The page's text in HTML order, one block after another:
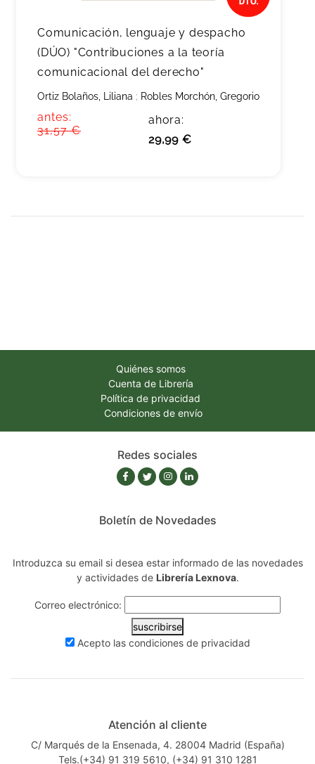
Comunicación, lenguaje y despacho
(DÚO) "Contribuciones a la teoría
comunicacional del derecho"
Ortiz Bolaños, Liliana ; Robles Morchón, Gregorio
antes:
31,57 €
ahora:
29,99 €
Quiénes somos
Cuenta de Librería
Política de privacidad
Condiciones de envío
Redes sociales
Boletín de Novedades
Introduzca su email si desea estar informado de las novedades
y actividades de Librería Lexnova.
Correo electrónico:
suscribirse
Acepto las condiciones de privacidad
Atención al cliente
C/ Marqués de la Ensenada, 4. 28004 Madrid (España)
Tels.(+34) 91 319 5610, (+34) 91 310 1281